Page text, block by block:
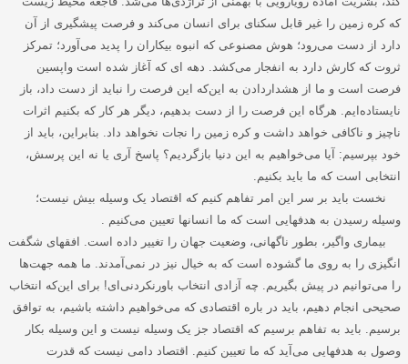
که کره زمین را غیر قابل سکنای برای انسان می‌کند و فرصت پیشگیری از آن
دارد از دست می‌رود؛ هوش مصنوعی که انبوه بیکاران را پدید می‌آورد؛ تمرکز
ثروت که کارش دارد به انفجار می‌کشد. دهه ای که آغاز شده‌ است واپسین
فرصت است و ما از هشداردادن به این‌که این فرصت را نباید از دست داد، باز
نایستاده‌ایم. هرگاه این فرصت را از دست بدهیم، دیگر هر کار که بکنیم اثرات
ناچیز و ناکافی خواهد داشت و کره زمین را نجات نخواهد داد. بنابراین، باید از
خود بپرسیم: آیا می‌خواهیم به این دنیا بازگردیم؟ پاسخ آری یا نه این پرسش،
انتخابی است که ما باید بکنیم
نخست باید بر سر این امر تفاهم کنیم که اقتصاد یک وسیله بیش نیست؛
وسیله رسیدن به هدفهایی است که ما انسانها تعیین می‌کنیم
بیماری واگیر، بطور ناگهانی، وضعیت جهان را تغییر داده است. افقهای شگفت
انگیزی را به روی ما گشوده‌ است که به خیال نیز در نمی‌آمدند. ما همه جهت‌ها
را می‌توانیم در پیش بگیریم. چه آزادی انتخاب باورنکردنی‌ای! برای این‌که انتخاب
صحیحی انجام دهیم، باید در باره اقتصادی که می‌خواهیم داشته باشیم، به توافق
برسیم. باید به تفاهم برسیم که اقتصاد جز یک وسیله نیست و این وسیله بکار
وصول به هدفهایی می‌آید که ما تعیین کنیم. اقتصاد دامی نیست که قدرت